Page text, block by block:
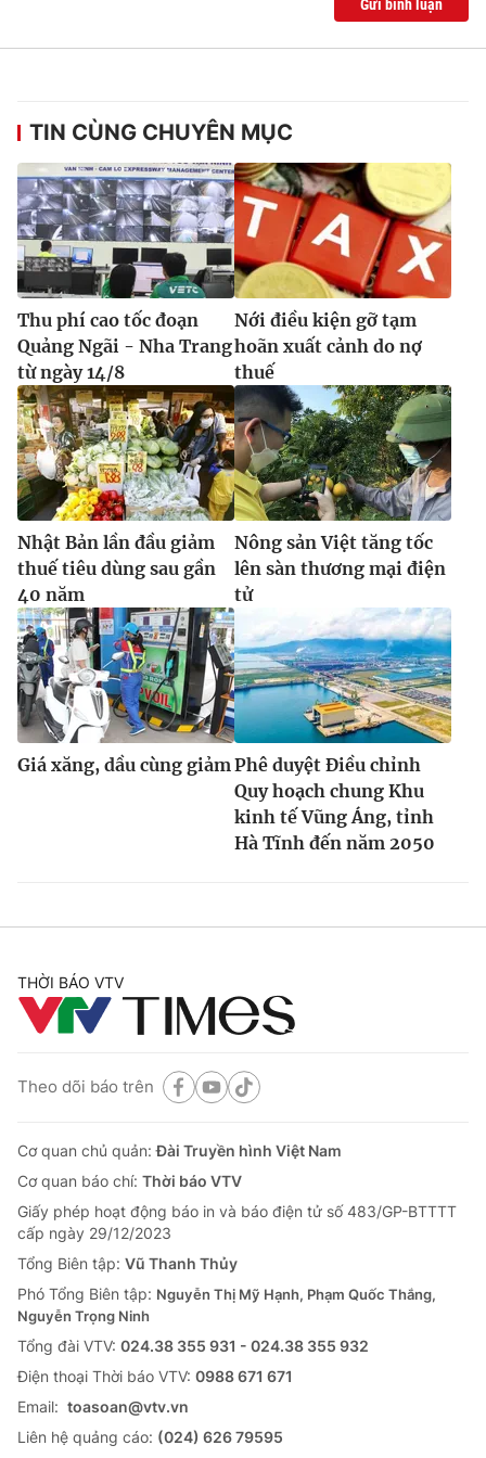
® Cấm sao chép dưới mọi hình thức nếu không có sự chấp
thuận bằng văn bản. Ghi rõ nguồn VTV.vn khi phát hành lại
thông tin từ website này.
Gửi bình luận
TIN CÙNG CHUYÊN MỤC
Thu phí cao tốc đoạn
Quảng Ngãi - Nha Trang
từ ngày 14/8
Nới điều kiện gỡ tạm
hoãn xuất cảnh do nợ
thuế
Nhật Bản lần đầu giảm
thuế tiêu dùng sau gần
40 năm
Nông sản Việt tăng tốc
lên sàn thương mại điện
tử
Giá xăng, dầu cùng giảm Phê duyệt Điều chỉnh
Quy hoạch chung Khu
kinh tế Vũng Áng, tỉnh
Hà Tĩnh đến năm 2050
THỜI BÁO VTV
Theo dõi báo trên
Cơ quan chủ quản:Đài Truyền hình Việt Nam
Cơ quan báo chí: Thời báo VTV
Giấy phép hoạt động báo in và báo điện tử số 483/GP-BTTTT
cấp ngày 29/12/2023
Tổng Biên tập: Vũ Thanh Thủy
Phó Tổng Biên tập: Nguyễn Thị Mỹ Hạnh, Phạm Quốc Thắng,
Nguyễn Trọng Ninh
Tổng đài VTV: 024.38 355 931 - 024.38 355 932
Ðiện thoại Thời báo VTV: 0988 671 671
Email: toasoan@vtv.vn
Liên hệ quảng cáo: (024) 626 79595